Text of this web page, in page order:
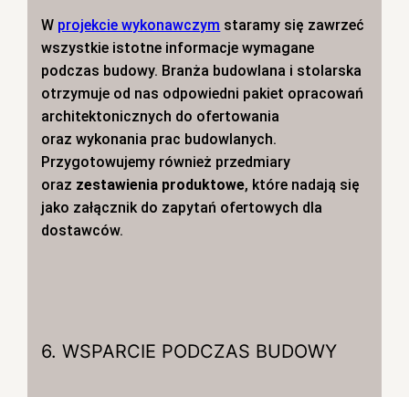
W projekcie wykonawczym staramy się zawrzeć
wszystkie istotne informacje wymagane
podczas budowy. Branża budowlana i stolarska
otrzymuje od nas odpowiedni pakiet opracowań
architektonicznych do ofertowania
oraz wykonania prac budowlanych.
Przygotowujemy również przedmiary
oraz zestawienia produktowe, które nadają się
jako załącznik do zapytań ofertowych dla
dostawców.
6. WSPARCIE PODCZAS BUDOWY